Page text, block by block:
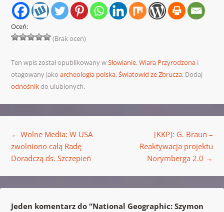
Oceń:
(Brak ocen)
Ten wpis został opublikowany wSłowianie,Wiara Przyrodzonai
otagowany jako archeologia polska,Światowid ze Zbrucza. Dodaj
odnośnikdo ulubionych.
← Wolne Media: W USA
zwolniono całą Radę
Doradczą ds. Szczepień
[KKP]: G. Braun –
Reaktywacja projektu
Norymberga 2.0 →
Jeden komentarz do “National Geographic: Szymon